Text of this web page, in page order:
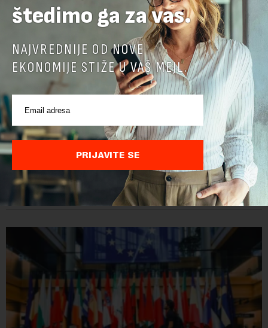
Ambasadorka Francuske: Napredak nije uklonio
sve prepreke
Od oktobra 2025. godine, funkciju ambasadorke Francuske u
Srbiji obavlja Florans Ferari, karijerna diplomatkinja sa više od
tri decenije iskustva u francuskoj diplomatiji. Tokom bogate
karije...
štedimo ga za vas.
NAJVREDNIJE OD NOVE
EKONOMIJE STIŽE U VAŠ MEJL.
PRIJAVITE SE